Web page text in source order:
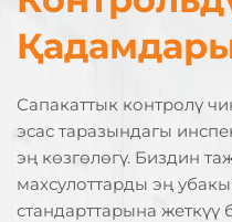
Сапакаттык контролү
эсас таразындагы
эң көзгөлөгү. Биздин
махсулоттарды эң
стандарттарына жеткүү